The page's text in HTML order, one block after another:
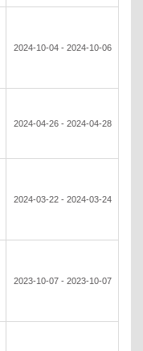
2024-10-04 - 2024-10-06
2024-04-26 - 2024-04-28
2024-03-22 - 2024-03-24
2023-10-07 - 2023-10-07